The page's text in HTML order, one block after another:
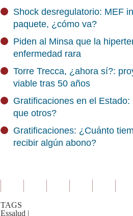
Shock desregulatorio: MEF
paquete, ¿cómo va?
Piden al Minsa que la
enfermedad rara
Torre Trecca, ¿ahora sí?:
viable tras 50 años
Gratificaciones en el
que otros?
Gratificaciones: ¿Cuánto
recibir algún abono?
TAGS
Essalud |